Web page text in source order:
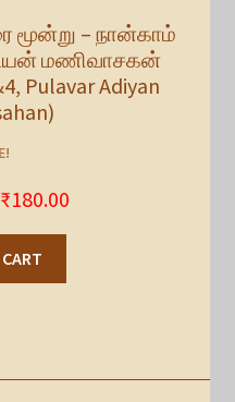
மூன்று – நான்காம்
மணிவாசகன்
Pulavar Adiyan
₹180.00